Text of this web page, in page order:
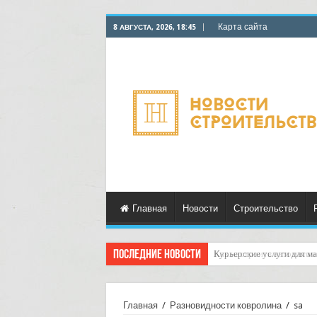
8 АВГУСТА, 2026, 18:45 Карта сайта
Главная Новости Строительство
Последние новости Как настроить
Главная / Разновидности ковролина / sa